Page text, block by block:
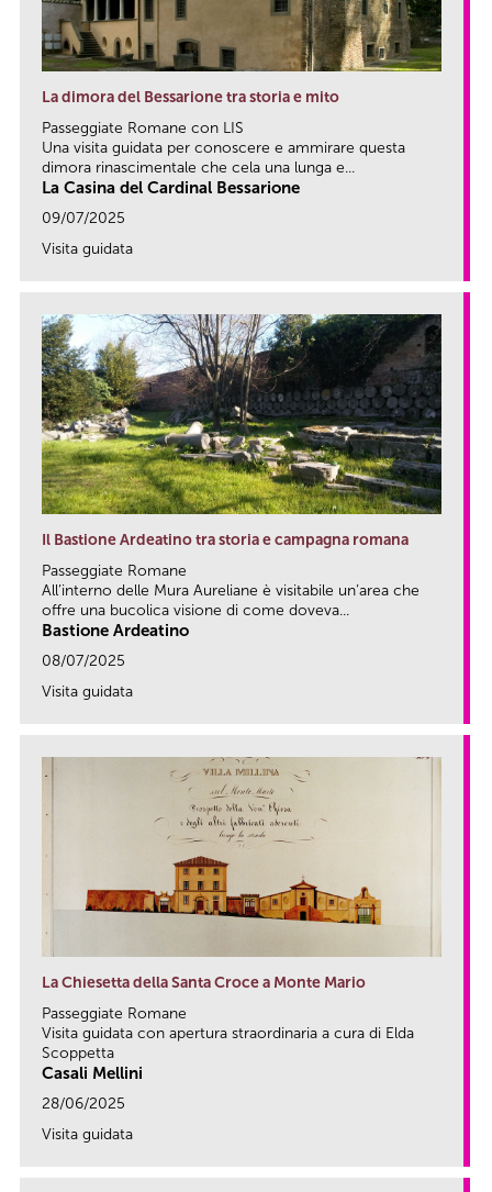
La dimora del Bessarione tra storia e mito
Passeggiate Romane con LIS
Una visita guidata per conoscere e ammirare questa
dimora rinascimentale che cela una lunga e...
La Casina del Cardinal Bessarione
09/07/2025
Visita guidata
Il Bastione Ardeatino tra storia e campagna romana
Passeggiate Romane
All’interno delle Mura Aureliane è visitabile un’area che
offre una bucolica visione di come doveva...
Bastione Ardeatino
08/07/2025
Visita guidata
La Chiesetta della Santa Croce a Monte Mario
Passeggiate Romane
Visita guidata con apertura straordinaria a cura di Elda
Scoppetta
Casali Mellini
28/06/2025
Visita guidata